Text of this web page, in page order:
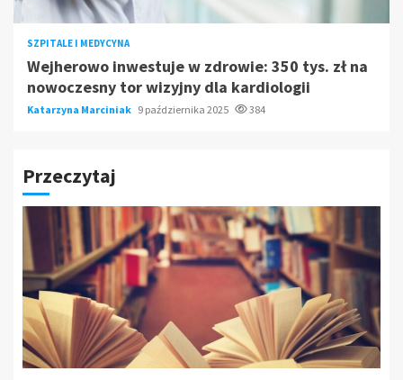
SZPITALE I MEDYCYNA
Wejherowo inwestuje w zdrowie: 350 tys. zł na
nowoczesny tor wizyjny dla kardiologii
Katarzyna Marciniak 9 października 2025 384
Przeczytaj